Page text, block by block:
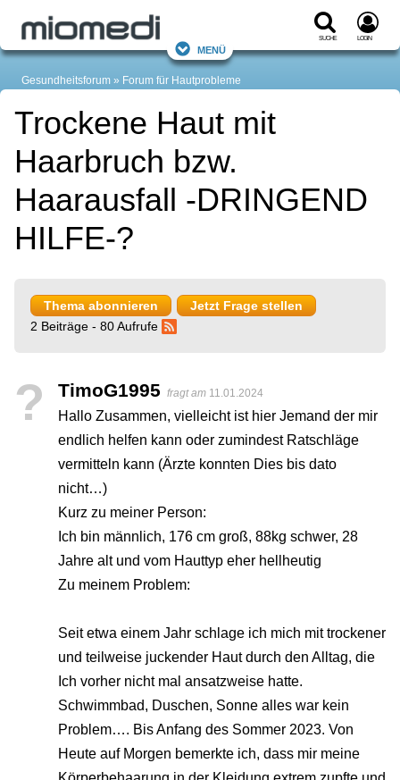
Suche Login
Menü
Gesundheitsforum Forum für Hautprobleme
Trockene Haut mit
Haarbruch bzw.
Haarausfall -DRINGEND
HILFE-?
Thema abonnieren
Jetzt Frage stellen
2 Beiträge - 80 Aufrufe
? TimoG1995 fragt am 11.01.2024
Hallo Zusammen, vielleicht ist hier Jemand der mir
endlich helfen kann oder zumindest Ratschläge
vermitteln kann (Ärzte konnten Dies bis dato
nicht…)
Kurz zu meiner Person:
Ich bin männlich, 176 cm groß, 88kg schwer, 28
Jahre alt und vom Hauttyp eher hellheutig
Zu meinem Problem:
Seit etwa einem Jahr schlage ich mich mit trockener
und teilweise juckender Haut durch den Alltag, die
Ich vorher nicht mal ansatzweise hatte.
Schwimmbad, Duschen, Sonne alles war kein
Problem…. Bis Anfang des Sommer 2023. Von
Heute auf Morgen bemerkte ich, dass mir meine